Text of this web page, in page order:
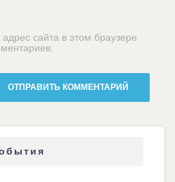
сайта в этом браузере